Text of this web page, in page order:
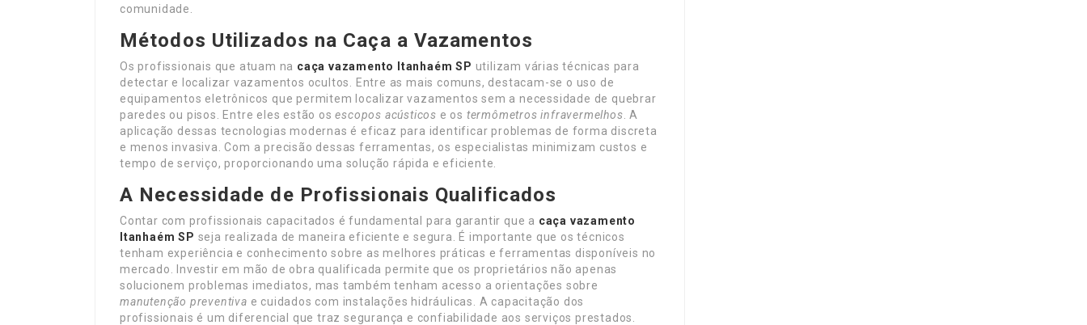
comunidade.
Métodos Utilizados na Caça a Vazamentos
Os profissionais que atuam na caça vazamento Itanhaém SP utilizam várias técnicas para
detectar e localizar vazamentos ocultos. Entre as mais comuns, destacam-se o uso de
equipamentos eletrônicos que permitem localizar vazamentos sem a necessidade de quebrar
paredes ou pisos. Entre eles estão osescopos acústicos e os termômetros infravermelhos . A
aplicação dessas tecnologias modernas é eficaz para identificar problemas de forma discreta
e menos invasiva. Com a precisão dessas ferramentas, os especialistas minimizam custos e
tempo de serviço, proporcionando uma solução rápida e eficiente.
A Necessidade de Profissionais Qualificados
Contar com profissionais capacitados é fundamental para garantir que a caça vazamento
Itanhaém SP seja realizada de maneira eficiente e segura. É importante que os técnicos
tenham experiência e conhecimento sobre as melhores práticas e ferramentas disponíveis no
mercado. Investir em mão de obra qualificada permite que os proprietários não apenas
solucionem problemas imediatos, mas também tenham acesso a orientações sobre
manutenção preventiva e cuidados com instalações hidráulicas. A capacitação dos
profissionais é um diferencial que traz segurança e confiabilidade aos serviços prestados.